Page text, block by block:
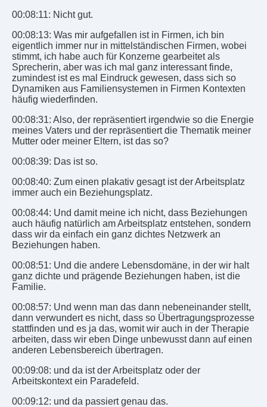
00:08:11: Nicht gut.
00:08:13: Was mir aufgefallen ist in Firmen, ich bin
eigentlich immer nur in mittelständischen Firmen, wobei
stimmt, ich habe auch für Konzerne gearbeitet als
Sprecherin, aber was ich mal ganz interessant finde,
zumindest ist es mal Eindruck gewesen, dass sich so
Dynamiken aus Familiensystemen in Firmen Kontexten
häufig wiederfinden.
00:08:31: Also, der repräsentiert irgendwie so die Energie
meines Vaters und der repräsentiert die Thematik meiner
Mutter oder meiner Eltern, ist das so?
00:08:39: Das ist so.
00:08:40: Zum einen plakativ gesagt ist der Arbeitsplatz
immer auch ein Beziehungsplatz.
00:08:44: Und damit meine ich nicht, dass Beziehungen
auch häufig natürlich am Arbeitsplatz entstehen, sondern
dass wir da einfach ein ganz dichtes Netzwerk an
Beziehungen haben.
00:08:51: Und die andere Lebensdomäne, in der wir halt
ganz dichte und prägende Beziehungen haben, ist die
Familie.
00:08:57: Und wenn man das dann nebeneinander stellt,
dann verwundert es nicht, dass so Übertragungsprozesse
stattfinden und es ja das, womit wir auch in der Therapie
arbeiten, dass wir eben Dinge unbewusst dann auf einen
anderen Lebensbereich übertragen.
00:09:08: und da ist der Arbeitsplatz oder der
Arbeitskontext ein Paradefeld.
00:09:12: und da passiert genau das.